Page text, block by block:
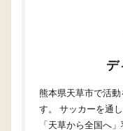
デ
熊本県天草市で活
す。 サッカーを通
「天草から全国へ